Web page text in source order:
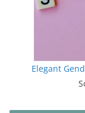
Elegant